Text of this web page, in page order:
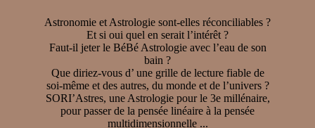
Astronomie et Astrologie sont-elles réconciliables ?
Et si oui quel en serait l’intérêt ?
Faut-il jeter le BéBé Astrologie avec l’eau de son
bain ?
Que diriez-vous d’ une grille de lecture fiable de
soi-même et des autres, du monde et de l’univers ?
SORI’Astres, une Astrologie pour le 3e millénaire,
pour passer de la pensée linéaire à la pensée
multidimensionnelle ...